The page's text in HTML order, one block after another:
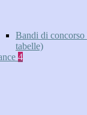
Bandi di
tabelle)
4